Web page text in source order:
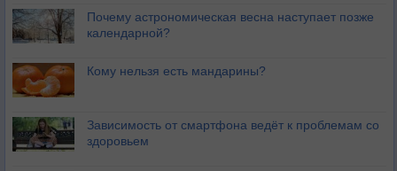
Почему астрономическая весна наступает позже
календарной?
Кому нельзя есть мандарины?
Зависимость от смартфона ведёт к проблемам со
здоровьем